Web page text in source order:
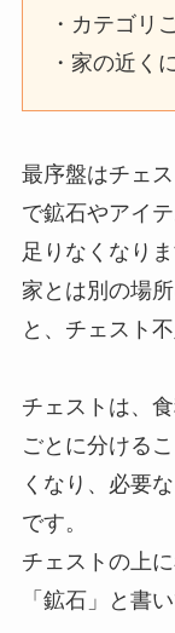
・カテゴリ
・家の近く
最序盤はチェ
で鉱石やアイ
足りなくなりま
家とは別の場
と、チェスト
チェストは、
ごとに分ける
くなり、必要
です。
チェストの上
「鉱石」と書